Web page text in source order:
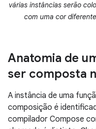
várias instâncias serão
com uma cor
Anatomia de
ser composta
A instância de uma
composição é
compilador Compose